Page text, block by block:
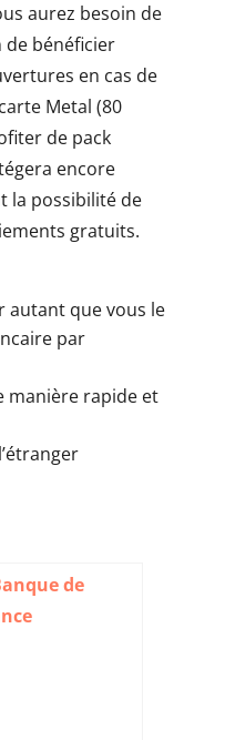
aurez besoin de
de bénéficier
en cas de
Metal (80
de pack
encore
la possibilité de
gratuits.
autant que vous le
par
manière rapide et